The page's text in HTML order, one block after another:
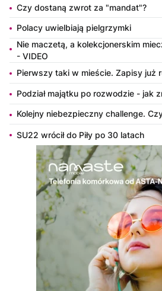
Czy dostaną zwrot za "mandat"?
Polacy uwielbiają pielgrzymki
Nie maczetą, a kolekcjonerskim
- VIDEO
Pierwszy taki w mieście. Zapisy już
Podział majątku po rozwodzie - jak
Kolejny niebezpieczny challenge.
SU22 wrócił do Piły po 30 latach